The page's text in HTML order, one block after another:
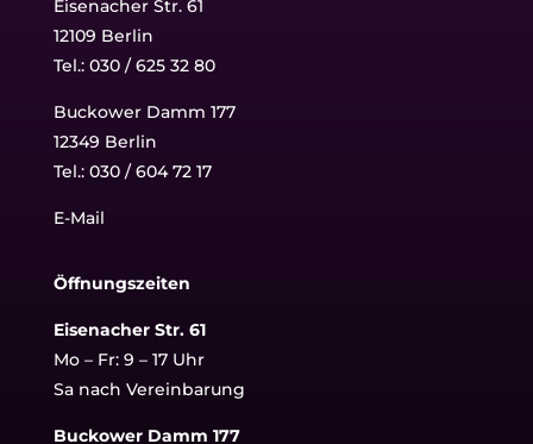
Eisenacher Str. 61
12109 Berlin
Tel.: 030 / 625 32 80
Buckower Damm 177
12349 Berlin
Tel.: 030 / 604 72 17
E-Mail
Öffnungszeiten
Eisenacher Str. 61
Mo – Fr: 9 – 17 Uhr
Sa nach Vereinbarung
Buckower Damm 177